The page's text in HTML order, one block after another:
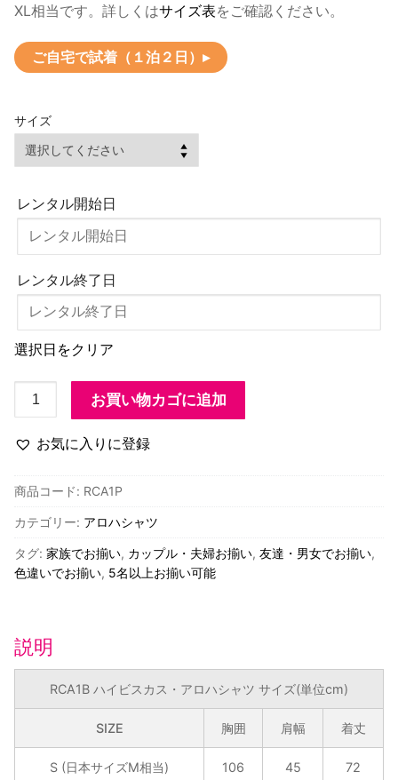
XL相当です。詳しくはサイズ表をご確認ください。
ご自宅で試着（１泊２日）▸
サイズ
レンタル開始日
レンタル終了日
選択日をクリア
RCA1P
ロ
イ
ハ
ワ
イ
ア
リ
エ
ン・
お買い物カゴに追加
お気に入りに登録
商品コード: RCA1P
カテゴリー: アロハシャツ
タグ: 家族でお揃い, カップル・夫婦お揃い, 友達・男女でお揃い,
色違いでお揃い, 5名以上お揃い可能
説明
RCA1B ハイビスカス・アロハシャツ サイズ(単位cm)
SIZE 胸囲 肩幅 着丈
S (日本サイズM相当) 106 45 72